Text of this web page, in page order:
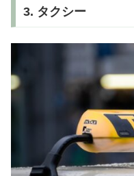
3. タクシー